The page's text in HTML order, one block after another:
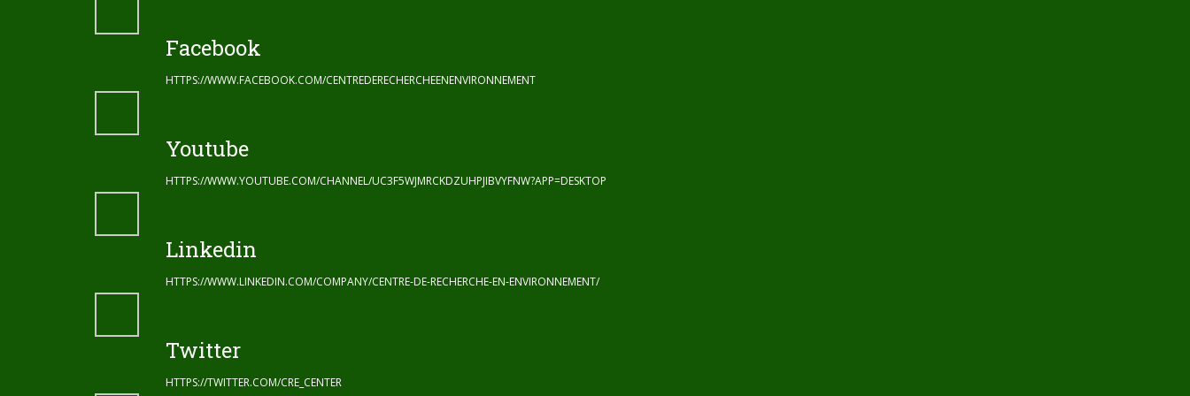
Facebook
HTTPS://WWW.FACEBOOK.COM/CENTREDERECHERCHEENENVIRONNEMENT
Youtube
HTTPS://WWW.YOUTUBE.COM/CHANNEL/UC3F5WJMRCKDZUHPJIBVYFNW?APP=DESKTOP
Linkedin
HTTPS://WWW.LINKEDIN.COM/COMPANY/CENTRE-DE-RECHERCHE-EN-ENVIRONNEMENT/
Twitter
HTTPS://TWITTER.COM/CRE_CENTER